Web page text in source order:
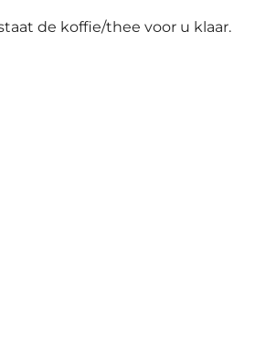
de koffie/thee voor u klaar.